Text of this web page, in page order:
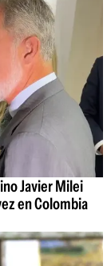
Javier Milei
en Colombia